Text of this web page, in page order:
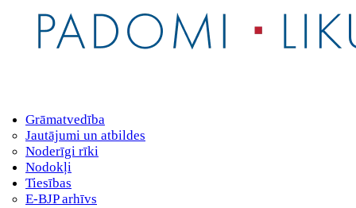
Grāmatvedība
Jautājumi un atbildes
Noderīgi rīki
Nodokļi
Tiesības
E-BJP arhīvs